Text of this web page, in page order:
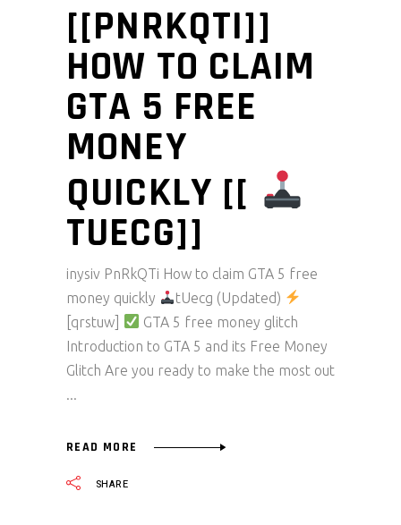
[[PNRKQTI]]
HOW TO CLAIM
GTA 5 FREE
MONEY
QUICKLY [[
TUECG]]
inysiv PnRkQTi How to claim GTA 5 free
money quickly
tUecg (Updated)
[qrstuw]
GTA 5 free money glitch
Introduction to GTA 5 and its Free Money
Glitch Are you ready to make the most out
READ MORE
SHARE